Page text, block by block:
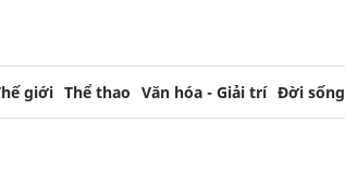
giới Thể thao Văn hóa - Giải trí Đời sống